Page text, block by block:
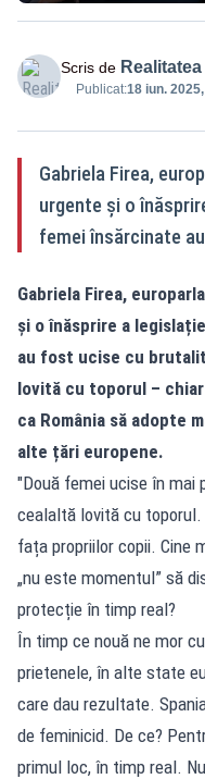
Scris de
Publicat:18 iun.
Gabriela Firea,
urgente și o
femei însărcinate
Gabriela Firea,
și o înăsprire a
au fost ucise cu
lovită cu toporul –
ca România să adopte
alte țări europene.
"Două femei ucise în mai
cealaltă lovită cu
fața propriilor copii. Cine
„nu este momentul” să
protecție în timp real?
În timp ce nouă ne mor
prietenele, în alte state
care dau rezultate.
de feminicid. De ce?
primul loc, în timp real.